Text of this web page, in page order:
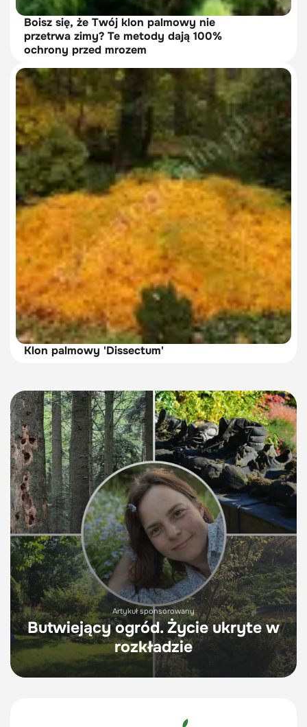
Boisz się, że Twój klon palmowy nie
przetrwa zimy? Te metody dają 100%
ochrony przed mrozem
Klon palmowy 'Dissectum'
Artykuł sponsorowany
Butwiejący ogród. Życie ukryte w
rozkładzie